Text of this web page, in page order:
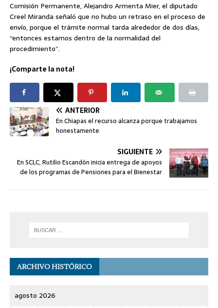
Comisión Permanente, Alejandro Armenta Mier, el diputado
Creel Miranda señaló que no hubo un retraso en el proceso de
envío, porque el trámite normal tarda alrededor de dos días,
“entonces estamos dentro de la normalidad del
procedimiento”.
¡Comparte la nota!
ANTERIOR
En Chiapas el recurso alcanza porque trabajamos
honestamente
SIGUIENTE
En SCLC, Rutilio Escandón inicia entrega de apoyos
de los programas de Pensiones para el Bienestar
ARCHIVO HISTÓRICO
agosto 2026